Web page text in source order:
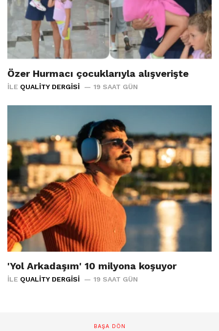
Özer Hurmacı çocuklarıyla alışverişte
İLE QUALITY DERGISI 19 SAAT GÜN
'Yol Arkadaşım' 10 milyona koşuyor
İLE QUALITY DERGISI 19 SAAT GÜN
BAŞA DÖN